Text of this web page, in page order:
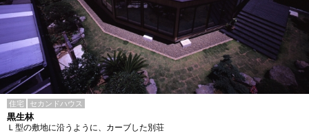
住宅 セカンドハウス
黒生林
Ｌ型の敷地に沿うように、カーブした別荘